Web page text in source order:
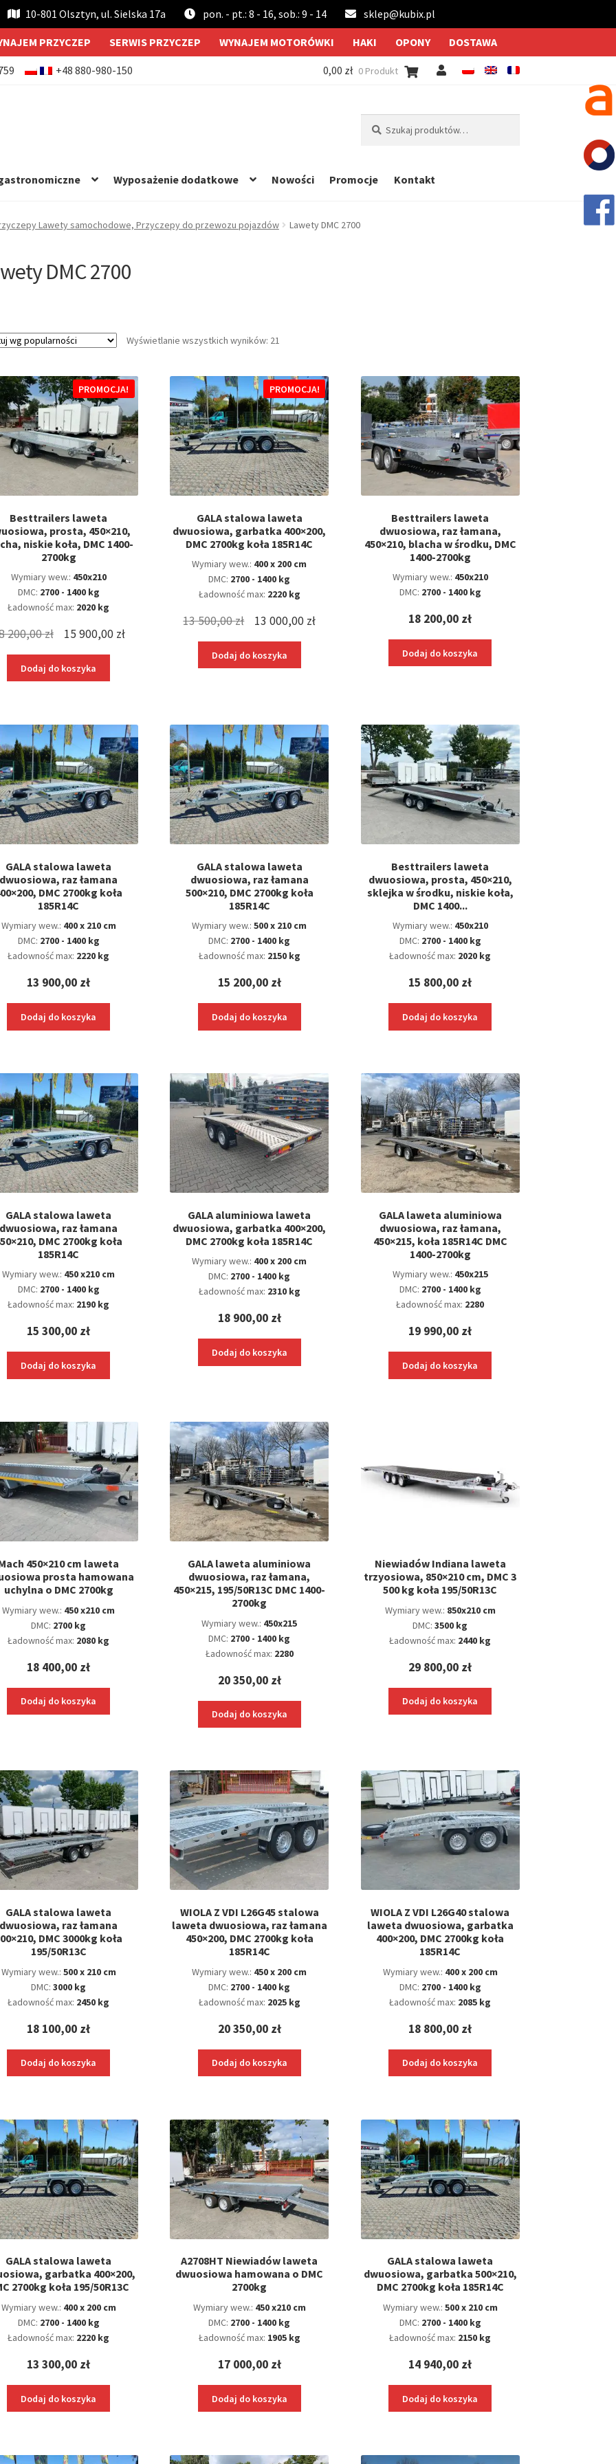
10-801 Olsztyn, ul. Sielska 17a pon. - pt.: 8 - 16, sob.: 9 - 14 sklep@kubix.pl
PRZYCZEP SERWIS PRZYCZEP WYNAJEM MOTORÓWKI HAKI OPONY DOSTAWA
+48 880-980-150 0,00 zł 0 Produkt
Wyposażenie dodatkowe Nowości Promocje Kontakt
Lawety samochodowe, Przyczepy do przewozu pojazdów Lawety DMC 2700
DMC 2700
Wyświetlanie wszystkich wyników: 21
Besttrailers laweta
prosta, 450×210,
niskie koła, DMC 1400-
2700kg
Wymiary wew.: 450x210
DMC: 2700 - 1400 kg
Ładowność max: 2020 kg
PROMOCJA!
200,00zł
Pierwotna
cena
wynosiła:
15 900,00 złAktualna
Dodaj do koszyka
GALA stalowa laweta
dwuosiowa, garbatka 400×200,
DMC 2700kg koła 185R14C
Wymiary wew.: 400 x 200 cm
DMC: 2700 - 1400 kg
Ładowność max: 2220 kg
PROMOCJA!
13 500,00zł
Pierwotna
cena
wynosiła:
13 000,00 złAktualna
Dodaj do koszyka
Besttrailers laweta
dwuosiowa, raz łamana,
450×210, blacha w środku, DMC
1400-2700kg
Wymiary wew.: 450x210
DMC: 2700 - 1400 kg
18 200,00 zł
Dodaj do koszyka
GALA stalowa laweta
dwuosiowa, raz łamana
DMC 2700kg koła
185R14C
Wymiary wew.: 400 x 210 cm
DMC: 2700 - 1400 kg
Ładowność max: 2220 kg
13 900,00 zł
Dodaj do koszyka
GALA stalowa laweta
dwuosiowa, raz łamana
500×210, DMC 2700kg koła
185R14C
Wymiary wew.:500 x 210 cm
DMC: 2700 - 1400 kg
Ładowność max: 2150 kg
15 200,00 zł
Dodaj do koszyka
Besttrailers laweta
dwuosiowa, prosta, 450×210,
sklejka w środku, niskie koła,
DMC 1400...
Wymiary wew.: 450x210
DMC: 2700 - 1400 kg
Ładowność max: 2020 kg
15 800,00 zł
Dodaj do koszyka
GALA stalowa laweta
dwuosiowa, raz łamana
DMC 2700kg koła
185R14C
Wymiary wew.: 450 x210 cm
DMC: 2700 - 1400 kg
Ładowność max: 2190 kg
15 300,00 zł
Dodaj do koszyka
GALA aluminiowa laweta
dwuosiowa, garbatka 400×200,
DMC 2700kg koła 185R14C
Wymiary wew.: 400 x 200 cm
DMC: 2700 - 1400 kg
Ładowność max: 2310 kg
18 900,00 zł
Dodaj do koszyka
GALA laweta aluminiowa
dwuosiowa, raz łamana,
450×215, koła 185R14C DMC
1400-2700kg
Wymiary wew.: 450x215
DMC: 2700 - 1400 kg
Ładowność max: 2280
19 990,00 zł
Dodaj do koszyka
450×210 cm laweta
prosta hamowana
uchylna o DMC 2700kg
Wymiary wew.: 450 x210 cm
DMC: 2700 kg
Ładowność max: 2080 kg
18 400,00 zł
Dodaj do koszyka
GALA laweta aluminiowa
dwuosiowa, raz łamana,
450×215, 195/50R13C DMC 1400-
2700kg
Wymiary wew.: 450x215
DMC: 2700 - 1400 kg
Ładowność max: 2280
20 350,00 zł
Dodaj do koszyka
Niewiadów Indiana laweta
trzyosiowa, 850×210 cm, DMC 3
500 kg koła 195/50R13C
Wymiary wew.: 850x210 cm
DMC:3500 kg
Ładowność max: 2440 kg
29 800,00 zł
Dodaj do koszyka
GALA stalowa laweta
dwuosiowa, raz łamana
DMC 3000kg koła
195/50R13C
Wymiary wew.: 500 x 210 cm
DMC:3000 kg
Ładowność max: 2450 kg
18 100,00 zł
Dodaj do koszyka
WIOLA Z VDI L26G45 stalowa
laweta dwuosiowa, raz łamana
450×200, DMC 2700kg koła
185R14C
Wymiary wew.: 450 x 200 cm
DMC: 2700 - 1400 kg
Ładowność max: 2025 kg
20 350,00 zł
Dodaj do koszyka
WIOLA Z VDI L26G40 stalowa
laweta dwuosiowa, garbatka
400×200, DMC 2700kg koła
185R14C
Wymiary wew.: 400 x 200 cm
DMC: 2700 - 1400 kg
Ładowność max: 2085 kg
18 800,00 zł
Dodaj do koszyka
GALA stalowa laweta
garbatka 400×200,
2700kg koła 195/50R13C
Wymiary wew.: 400 x 200 cm
DMC: 2700 - 1400 kg
Ładowność max: 2220 kg
13 300,00 zł
Dodaj do koszyka
A2708HT Niewiadów laweta
dwuosiowa hamowana o DMC
2700kg
Wymiary wew.: 450 x210 cm
DMC: 2700 - 1400 kg
Ładowność max: 1905 kg
17 000,00 zł
Dodaj do koszyka
GALA stalowa laweta
dwuosiowa, garbatka 500×210,
DMC 2700kg koła 185R14C
Wymiary wew.: 500 x 210 cm
DMC: 2700 - 1400 kg
Ładowność max: 2150 kg
14 940,00 zł
Dodaj do koszyka